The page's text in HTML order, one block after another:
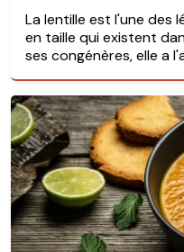
La lentille est l'une des
en taille qui existent
ses congénères, elle a